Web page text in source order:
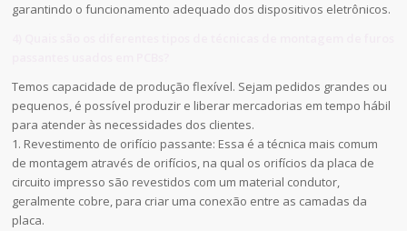
garantindo o funcionamento adequado dos dispositivos eletrônicos.
Temos capacidade de produção flexível. Sejam pedidos grandes ou
pequenos, é possível produzir e liberar mercadorias em tempo hábil
para atender às necessidades dos clientes.
1. Revestimento de orifício passante: Essa é a técnica mais comum
de montagem através de orifícios, na qual os orifícios da placa de
circuito impresso são revestidos com um material condutor,
geralmente cobre, para criar uma conexão entre as camadas da
placa.